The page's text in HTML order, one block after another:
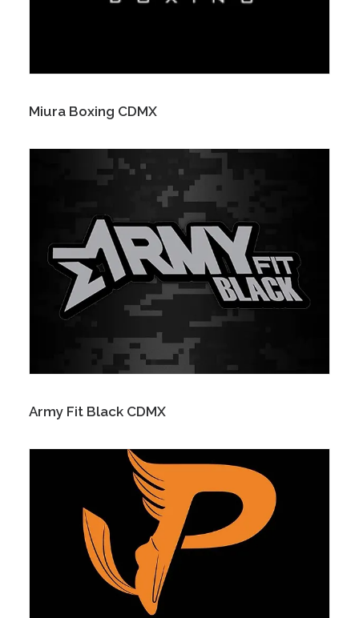
Miura Boxing CDMX
Army Fit Black CDMX